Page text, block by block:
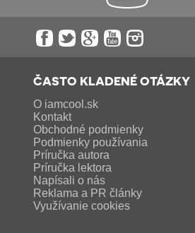
ČASTO KLADENÉ OTÁZKY
O iamcool.sk
Kontakt
Obchodné podmienky
Podmienky používania
Príručka autora
Príručka lektora
Napísali o nás
Reklama a PR články
Využívanie cookies